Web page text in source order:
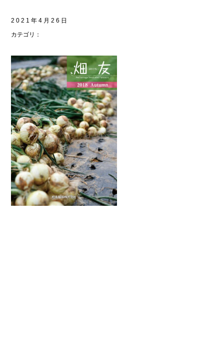
2021年4月26日
カテゴリ：